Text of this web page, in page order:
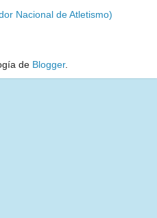
Nacional de Atletismo)
de Blogger.